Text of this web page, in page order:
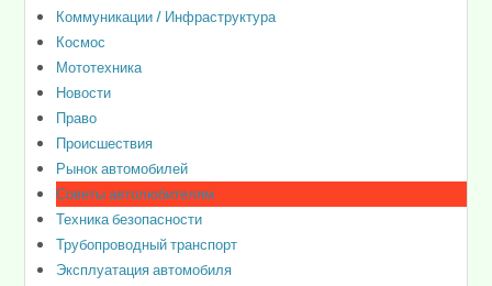
Коммуникации / Инфраструктура
Космос
Мототехника
Новости
Право
Происшествия
Рынок автомобилей
Советы автолюбителям
Техника безопасности
Трубопроводный транспорт
Эксплуатация автомобиля